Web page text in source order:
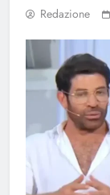
Redazione